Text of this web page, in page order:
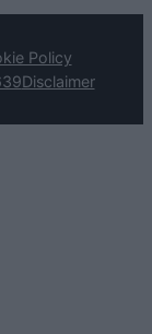
Policy
Disclaimer